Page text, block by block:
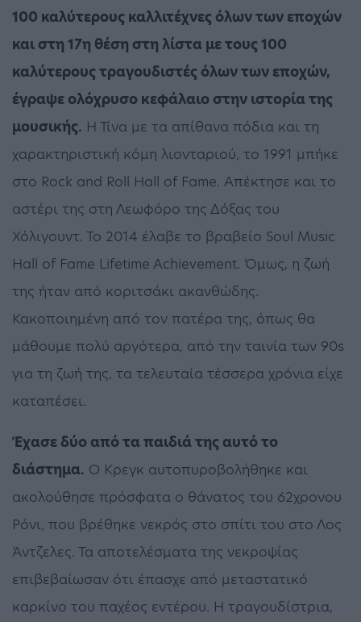
100 καλύτερους καλλιτέχνες όλων των εποχών
και στη 17η θέση στη λίστα με τους 100
καλύτερους τραγουδιστές όλων των εποχών,
έγραψε ολόχρυσο κεφάλαιο στην ιστορία της
μουσικής. Η Τίνα με τα απίθανα πόδια και τη
χαρακτηριστική κόμη λιονταριού, το 1991 μπήκε
στο Rock and Roll Hall of Fame. Απέκτησε και το
αστέρι της στη Λεωφόρο της Δόξας του
Χόλιγουντ. Το 2014 έλαβε το βραβείο Soul Music
Hall of Fame Lifetime Achievement. Όμως, η ζωή
της ήταν από κοριτσάκι ακανθώδης.
Κακοποιημένη από τον πατέρα της, όπως θα
μάθουμε πολύ αργότερα, από την ταινία των 90s
για τη ζωή της, τα τελευταία τέσσερα χρόνια είχε
καταπέσει.
Έχασε δύο από τα παιδιά της αυτό το
διάστημα. Ο Κρεγκ αυτοπυροβολήθηκε και
ακολούθησε πρόσφατα ο θάνατος του 62χρονου
Ρόνι, που βρέθηκε νεκρός στο σπίτι του στο Λος
Άντζελες. Τα αποτελέσματα της νεκροψίας
επιβεβαίωσαν ότι έπασχε από μεταστατικό
καρκίνο του παχέος εντέρου. Η τραγουδίστρια,